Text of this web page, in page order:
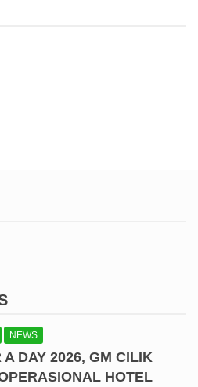
NEWS
A DAY 2026, GM CILIK
HOTEL